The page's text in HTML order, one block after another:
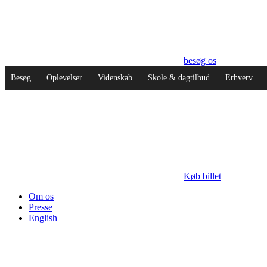
besøg os
Besøg Oplevelser Videnskab Skole & dagtilbud Erhverv
Køb billet
Om os
Presse
English